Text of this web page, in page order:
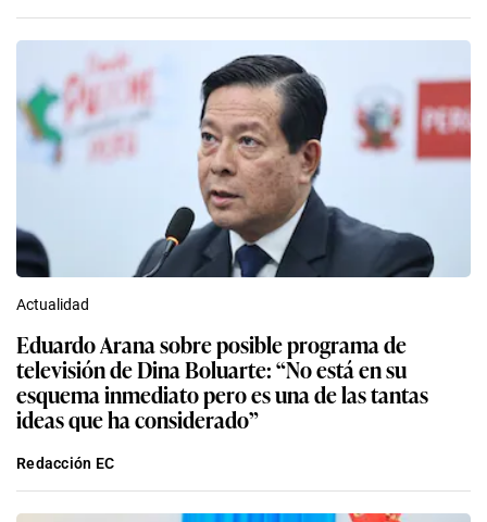
Actualidad
Eduardo Arana sobre posible programa de
televisión de Dina Boluarte: “No está en su
esquema inmediato pero es una de las tantas
ideas que ha considerado”
Redacción EC